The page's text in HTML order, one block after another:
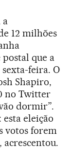
a
12 milhões
que a
feira. O
Shapiro,
no Twitter
dormir”.
esta eleição
votos forem
acrescentou.